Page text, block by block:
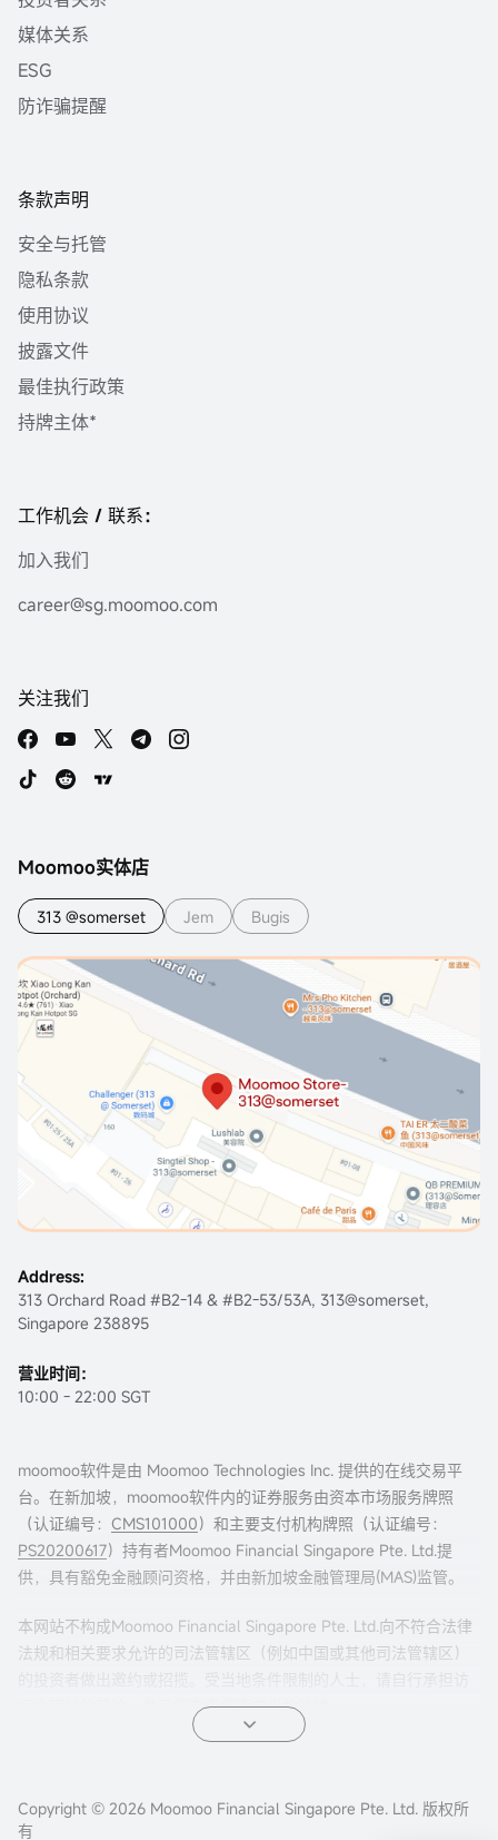
媒体关系
ESG
防诈骗提醒
条款声明
安全与托管
隐私条款
使用协议
披露文件
最佳执行政策
持牌主体*
工作机会 / 联系：
加入我们
career@sg.moomoo.com
关注我们
Moomoo实体店
313 @somerset Jem Bugis
Address:
313 Orchard Road #B2-14 & #B2-53/53A, 313@somerset,
Singapore 238895
营业时间：
10:00 - 22:00 SGT
moomoo软件是由 Moomoo Technologies Inc. 提供的在线交易平
台。在新加坡，moomoo软件内的证券服务由资本市场服务牌照
（认证编号： CMS101000）和主要支付机构牌照（认证编号：
PS20200617）持有者Moomoo Financial Singapore Pte. Ltd.提
供，具有豁免金融顾问资格，并由新加坡金融管理局(MAS)监管。
本网站不构成Moomoo Financial Singapore Pte. Ltd.向不符合法律
法规和相关要求允许的司法管辖区（例如中国或其他司法管辖区）
问本网站的风险，并且您有责任遵守当地法律。
公司地址：新加坡滨海湾金融中心二座#31-01 moomoo证
Copyright © 2026 Moomoo Financial Singapore Pte. Ltd. 版权所
有